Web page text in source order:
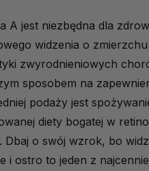
A jest niezbędna dla
widzenia o
zwyrodnieniowych
sposobem na
podaży jest
diety bogatej w
Dbaj o swój wzrok, bo
i ostro to jeden z